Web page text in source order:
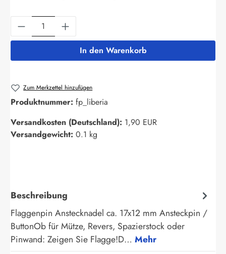
Produkt Anzahl: Gib den gewünschten
In den Warenkorb
Zum Merkzettel hinzufügen
Produktnummer: fp_liberia
Versandkosten (Deutschland): 1,90 EUR
Versandgewicht: 0.1 kg
Beschreibung
Flaggenpin Anstecknadel ca. 17x12 mm Ansteckpin /
ButtonOb für Mütze, Revers, Spazierstock oder
Pinwand: Zeigen Sie Flagge!D… Mehr